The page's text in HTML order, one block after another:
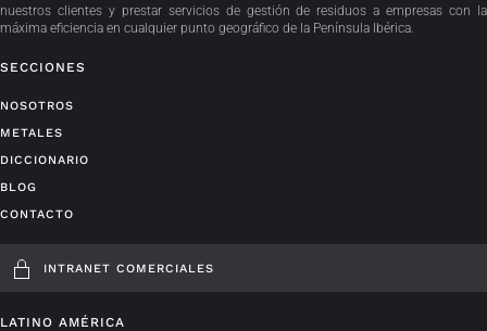
nuestros clientes y prestar servicios de gestión de residuos a empresas con la
máxima eficiencia en cualquier punto geográfico de la Península Ibérica.
SECCIONES
NOSOTROS
METALES
DICCIONARIO
BLOG
CONTACTO
INTRANET COMERCIALES
LATINO AMÉRICA